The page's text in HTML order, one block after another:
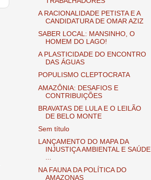
A RACIONALIDADE PETISTA E A
CANDIDATURA DE OMAR AZIZ
SABER LOCAL: MANSINHO, O
HOMEM DO LAGO!
A PLASTICIDADE DO ENCONTRO
DAS ÁGUAS
POPULISMO CLEPTOCRATA
AMAZÔNIA: DESAFIOS E
CONTRIBUIÇÕES
BRAVATAS DE LULA E O LEILÃO
DE BELO MONTE
Sem título
LANÇAMENTO DO MAPA DA
INJUSTIÇA AMBIENTAL E SAÚDE
NA FAUNA DA POLÍTICA DO
AMAZONAS